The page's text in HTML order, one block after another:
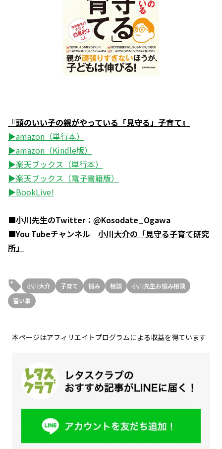
『頭のいい子の親がやっている「見守る」子育て』
▶amazon（単行本）
▶amazon（Kindle版）
▶楽天ブックス（単行本）
▶楽天ブックス（電子書籍版）
▶BookLive!
■小川先生のTwitter： @Kosodate_Ogawa
■You Tubeチャンネル 小川大介の「見守る子育て研究
所」
小川大介 子育て 悩み 相談
小川先生お悩み相談
習い事
本ページはアフィリエイトプログラムによる収益を得ています